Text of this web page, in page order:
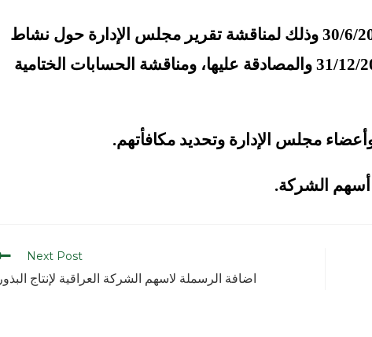
سيعقد اجتماع الهيئة العامة للشركة في 30/6/2015 وذلك لمناقشة تقرير مجلس الإدارة حول نشاط
الشركة خلال السنة المالية المنتهية في 31/12/2014 والمصادقة عليها، ومناقشة الحسابات الختامية
مجلس الإدارة وتحديد مكافأتهم.
Next Post
اضافة الرسملة لاسهم الشركة العراقية لإنتاج البذور